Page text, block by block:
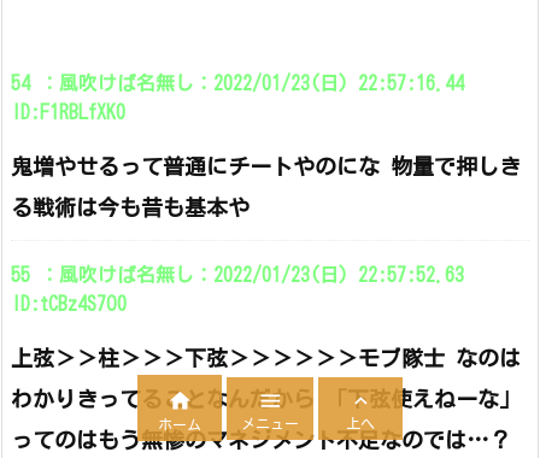
54 ：風吹けば名無し：2022/01/23(日) 22:57:16.44
ID:F1RBLfXK0
鬼増やせるって普通にチートやのにな 物量で押しき
る戦術は今も昔も基本や
55 ：風吹けば名無し：2022/01/23(日) 22:57:52.63
ID:tCBz4S7O0
上弦＞＞柱＞＞＞下弦＞＞＞＞＞＞モブ隊士 なのは
わかりきってることなんだから 「下弦使えねーな」
ってのはもう無惨のマネジメント不足なのでは…？

ホーム

メニュー

上へ